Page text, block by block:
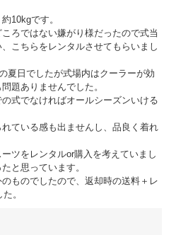
10kgです。
ろではない嫌がり様だったので式当
こちらをレンタルさせてもらいまし
夏日でしたが式場内はクーラーが効
題ありませんでした。
式でなければオールシーズンいける
ている感も出ませんし、品良く着れ
ツをレンタルor購入を考えていまし
と思っています。
ものでしたので、返却時の送料＋レ
。